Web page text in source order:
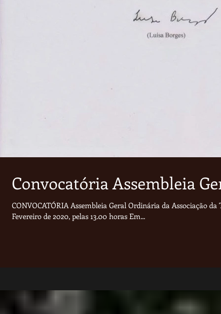
Convocatória Assembleia
CONVOCATÓRIA Assembleia Geral Ordinária da Associação
Fevereiro de 2020, pelas 13.00 horas Em...